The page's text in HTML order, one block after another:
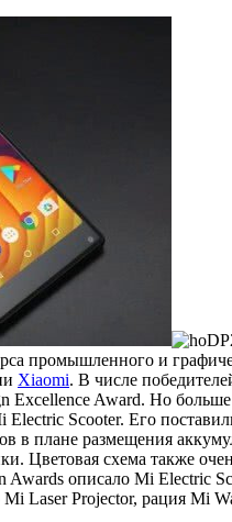
промышленного и
Xiaomi. В числе
Excellence Award. Но
Electric Scooter. Его
в плане размещения
Цветовая схема также
описало Mi Electric
Mi Laser Projector, рация Mi